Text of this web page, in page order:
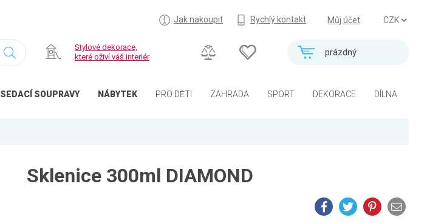
Můj účet
Jak nakoupit Rychlý kontakt
prázdný
Stylové dekorace,
které oživí váš interiér
SEDACÍ SOUPRAVY NÁBYTEK PRO DĚTI ZAHRADA SPORT DEKORACE DÍLNA
Sklenice 300ml DIAMOND